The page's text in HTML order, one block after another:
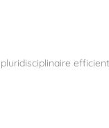
efficient